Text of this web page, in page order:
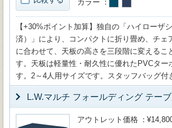
カラー
【+30%ポイント加算】独自の「ハイローザ
済）」により、コンパクトに折り畳め、チェ
に合わせて、天板の高さを三段階に変えるこ
す。天板は軽量性・耐久性に優れたPVCター
す。2～4人用サイズです。スタッフバッグ付
L.W.マルチ フォールディング テー
アウトレット価格